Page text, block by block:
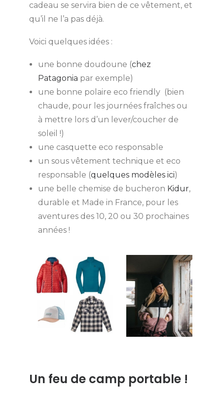
cadeau se servira bien de ce vêtement, et
qu’il ne l’a pas déjà.
Voici quelques idées :
une bonne doudoune (chez
Patagonia par exemple)
une bonne polaire eco friendly (bien
chaude, pour les journées fraîches ou
à mettre lors d’un lever/coucher de
soleil !)
une casquette eco responsable
un sous vêtement technique et eco
responsable (quelques modèles ici)
une belle chemise de bucheron Kidur,
durable et Made in France, pour les
aventures des 10, 20 ou 30 prochaines
années !
Un feu de camp portable !